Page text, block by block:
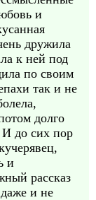
и
дружила
к ней под
по своим
так и не
долго
И до сих пор
и
рассказ
и не